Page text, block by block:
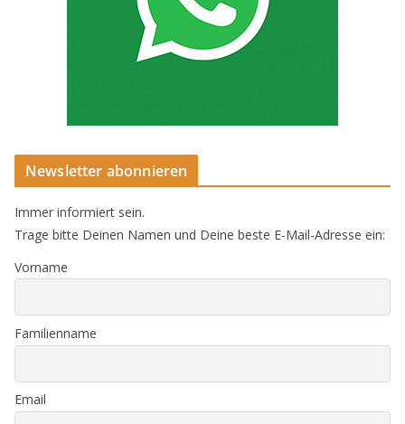
Newsletter abonnieren
Immer informiert sein.
Trage bitte Deinen Namen und Deine beste E-Mail-Adresse ein:
Vorname
Familienname
Email